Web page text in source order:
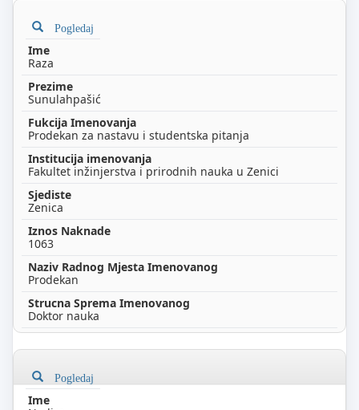
Pogledaj
Raza
Sunulahpašić
Prodekan za nastavu i studentska pitanja
Fakultet inžinjerstva i prirodnih nauka u Zenici
Zenica
1063
Prodekan
Doktor nauka
Pogledaj